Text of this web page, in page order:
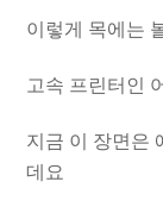
이렇게 목에는
고속 프린터인
지금 이 장면은
데요